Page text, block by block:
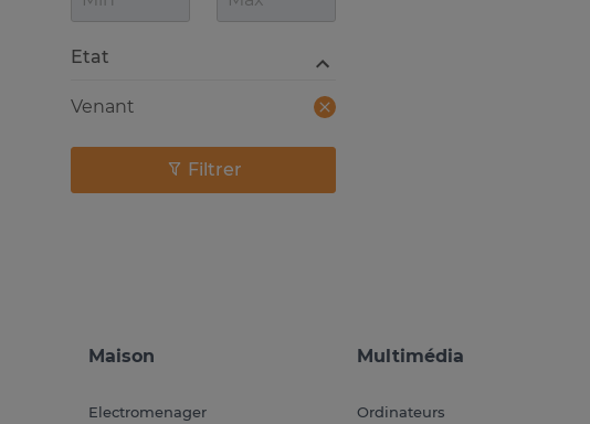
Etat
Venant
Filtrer
Maison
Electromenager
Multimédia
Ordinateurs